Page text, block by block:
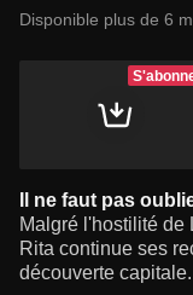
Disponible plus de 6
Il ne faut pas
Malgré l'hostilité de
Rita continue ses
découverte capitale.